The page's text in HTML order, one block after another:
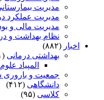
مدیریت
مدیریت عملکرد
مدیریت مالی و
نظام بهداشت و
اخبار (۸۸۲)
بهداشتی درمانی (۹۱)
المپیاد
جمعیت و باروری
دانشگاهی (۴۱۲)
کلاسی (۹۵)